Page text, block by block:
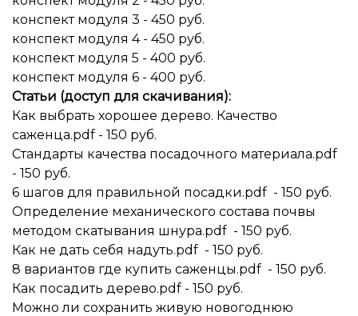
конспект модуля 3 - 450 руб.
конспект модуля 4 - 450 руб.
конспект модуля 5 - 400 руб.
конспект модуля 6 - 400 руб.
Статьи (доступ для скачивания):
Как выбрать хорошее дерево. Качество
саженца.pdf - 150 руб.
Стандарты качества посадочного материала.pdf
- 150 руб.
6 шагов для правильной посадки.pdf - 150 руб.
Определение механического состава почвы
методом скатывания шнура.pdf - 150 руб.
Как не дать себя надуть.pdf - 150 руб.
8 вариантов где купить саженцы.pdf - 150 руб.
Как посадить дерево.pdf - 150 руб.
Можно ли сохранить живую новогоднюю